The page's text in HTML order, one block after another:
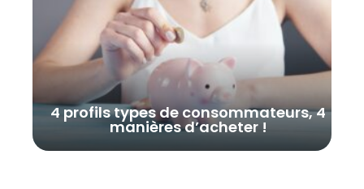
4 profils types de consommateurs, 4
manières d’acheter !